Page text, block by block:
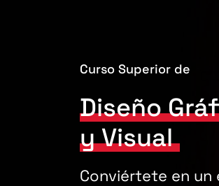
Curso Superior de
Diseño
y Visual
Conviértete en